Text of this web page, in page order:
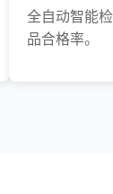
全自动智能
品合格率。